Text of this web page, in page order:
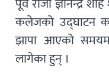
कलेजको उद्घाटन
झापा आएको समयमा
लागेका हुन् ।